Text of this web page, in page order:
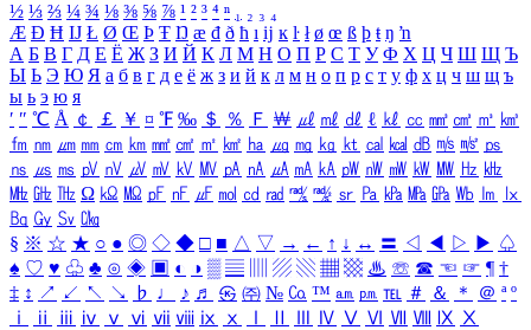
½ ⅓ ⅔ ¼ ¾ ⅛ ⅜ ⅝ ⅞ ¹ ² ³ ⁴ ⁿ ₁ ₂ ₃ ₄
Æ Ð Ħ Ĳ Ł Ø Œ Þ Ŧ Ŋ æ đ ð ħ ı ĳ ĸ ŀ ł ø œ ß þ ŧ ŋ ŉ
А Б В Г Д Е Ё Ж З И Й К Л М Н О П Р С Т У Ф Х Ц Ч Ш Щ Ъ
Ы Ь Э Ю Я а б в г д е ё ж з и й к л м н о п р с т у ф х ц ч ш щ ъ
ы ь э ю я
′ ″ ℃ Å ￠ ￡ ￥ ¤ ℉ ‰ ＄ ％ Ｆ ￦ ㎕ ㎖ ㎗ ℓ ㎘ ㏄ ㎣ ㎤ ㎥ ㎦
㎙ ㎚ ㎛ ㎜ ㎝ ㎞ ㎟ ㎠ ㎡ ㎢ ㏊ ㎍ ㎎ ㎏ ㏏ ㎈ ㎉ ㏈ ㎧ ㎨ ㎰
㎱ ㎲ ㎳ ㎴ ㎵ ㎶ ㎷ ㎸ ㎹ ㎀ ㎁ ㎂ ㎃ ㎄ ㎺ ㎻ ㎽ ㎾ ㎿ ㎐ ㎑
㎒ ㎓ ㎔ Ω ㏀ ㏁ ㎊ ㎋ ㎌ ㏖ ㏅ ㎭ ㎮ ㎯ ㏛ ㎩ ㎪ ㎫ ㎬ ㏝ ㏐
㏓
㏃ ㏉ ㏜ ㏆
§ ※ ☆ ★ ○ ● ◎ ◇ ◆ □ ■ △ ▽ → ← ↑ ↓ ↔ 〓 ◁ ◀ ▷ ▶ ♤
♠ ♡ ♥ ♧ ♣ ⊙ ◈ ▣ ◐ ◑ ▒ ▤ ▨ ▧ ▦ ▩ ♨ ☏ ☎ ☜ ☞ ¶ †
‡ ↕ ↗ ↙ ↖ ↘ ♭ ♩ ♪ ♬ ㉿ ㈜ № ㏇ ™ ㏂ ㏘ ℡ ＃ ＆ ＊ ＠ ª º
ⅰ
ⅱ ⅲ ⅳ ⅴ ⅵ ⅶ ⅷ ⅸ ⅹ Ⅳ Ⅴ Ⅵ Ⅶ Ⅷ Ⅸ Ⅹ